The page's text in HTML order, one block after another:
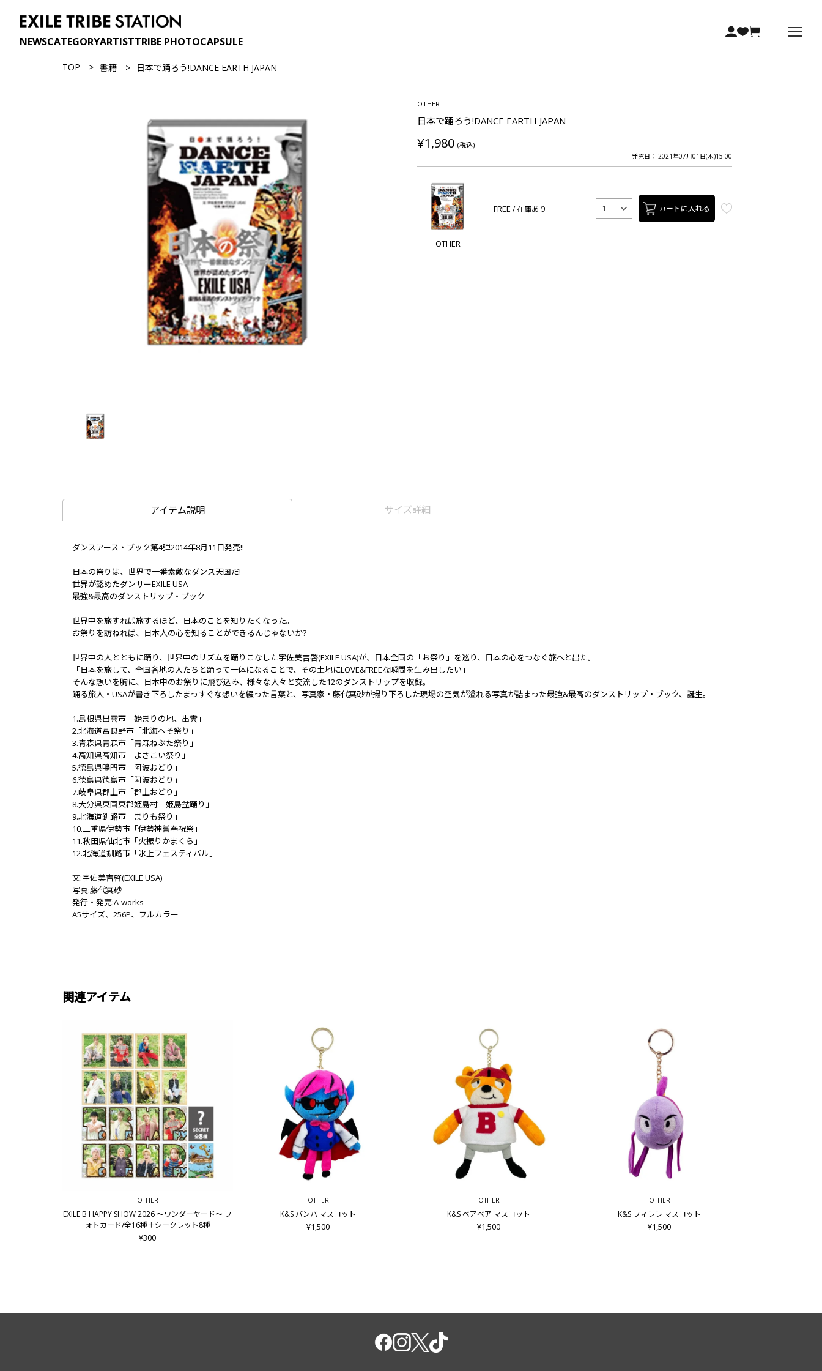
NEWSCATEGORYARTISTTRIBE PHOTOCAPSULE
TOP 書籍 日本で踊ろう!DANCE EARTH JAPAN
OTHER
日本で踊ろう!DANCE EARTH JAPAN
¥1,980 (税込)
発売日： 2021年07月01日(木)15:00
OTHER
FREE / 在庫あり 1 カートに入れる
アイテム説明 サイズ詳細
ダンスアース・ブック第4弾2014年8月11日発売!!
日本の祭りは、世界で一番素敵なダンス天国だ!
世界が認めたダンサーEXILE USA
最強&最高のダンストリップ・ブック
世界中を旅すれば旅するほど、日本のことを知りたくなった。
お祭りを訪ねれば、日本人の心を知ることができるんじゃないか?
世界中の人とともに踊り、世界中のリズムを踊りこなした宇佐美吉啓(EXILE USA)が、日本全国の「お祭り」を巡り、日本の心をつなぐ旅へと出た。
「日本を旅して、全国各地の人たちと踊って一体になることで、その土地にLOVE&FREEな瞬間を生み出したい」
そんな想いを胸に、日本中のお祭りに飛び込み、様々な人々と交流した12のダンストリップを収録。
踊る旅人・USAが書き下ろしたまっすぐな想いを綴った言葉と、写真家・藤代冥砂が撮り下ろした現場の空気が溢れる写真が詰まった最強&最高のダンストリップ・ブック、誕生。
1.島根県出雲市「始まりの地、出雲」
2.北海道富良野市「北海へそ祭り」
3.青森県青森市「青森ねぶた祭り」
4.高知県高知市「よさこい祭り」
5.徳島県鳴門市「阿波おどり」
6.徳島県徳島市「阿波おどり」
7.岐阜県郡上市「郡上おどり」
8.大分県東国東郡姫島村「姫島盆踊り」
9.北海道釧路市「まりも祭り」
10.三重県伊勢市「伊勢神嘗奉祝祭」
11.秋田県仙北市「火振りかまくら」
12.北海道釧路市「氷上フェスティバル」
文:宇佐美吉啓(EXILE USA)
写真:藤代冥砂
発行・発売:A-works
A5サイズ、256P、フルカラー
関連アイテム
OTHER
EXILE B HAPPY SHOW 2026 ～ワンダーヤード～ フ
ォトカード/全16種＋シークレット8種
¥300
OTHER
K&S バンパ マスコット
¥1,500
OTHER
K&S ベアベア マスコット
¥1,500
OTHER
K&S フィレレ マスコット
¥1,500